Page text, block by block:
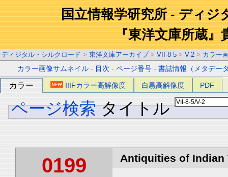
国立情報学研究所 - ディジ
『東洋文庫所蔵』
ディジタル・シルクロード > 東洋文庫アーカイブ > VII-8-5 > V-2 > カラー
カラー画像サムネイル - 目次 -ページ番号 -書誌情報（メタデー
カラー IIIFカラー高解像度 白黒高解像度 PDF
ページ検索 タイトル
0199 Antiquities of Indian